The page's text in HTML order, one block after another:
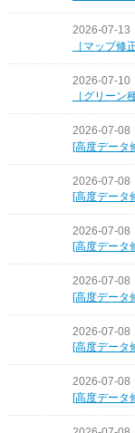
2026-07-13
［マップ修
2026-07-10
［グリーン
2026-07-08
[高度データ
2026-07-08
[高度データ
2026-07-08
[高度デー
2026-07-08
[高度データ
2026-07-08
[高度データ
2026-07-08
[高度データ